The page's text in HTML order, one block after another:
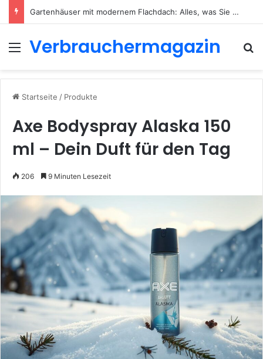
Gartenhäuser mit modernem Flachdach: Alles, was Sie 2026 wissen müssen
Menü
Verbrauchermagazin
Startseite / Produkte
Axe Bodyspray Alaska 150
ml – Dein Duft für den Tag
206 9 Minuten Lesezeit